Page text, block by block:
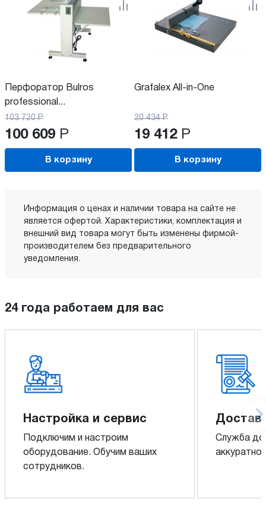
Перфоратор Bulros
professional...
103 720 Р
100 609 Р
В корзину
Grafalex All-in-One
20 434 Р
19 412 Р
В корзину
Информация о ценах и наличии товара на сайте не
является офертой. Характеристики, комплектация и
внешний вид товара могут быть изменены фирмой-
производителем без предварительного
уведомления.
24 года работаем для вас
Настройка и сервис
Подключим и настроим
оборудование. Обучим ваших
сотрудников.
Служба
аккуратно